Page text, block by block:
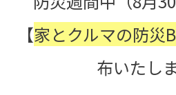
【家とクルマの防災
布いたし